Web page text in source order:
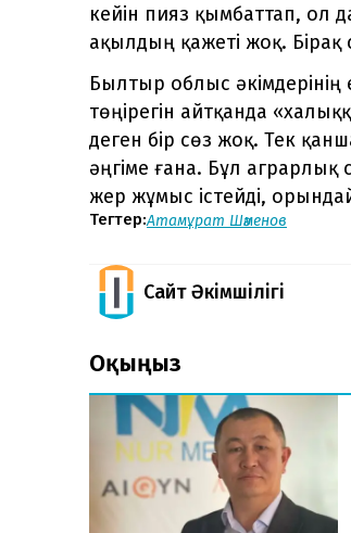
кейін пияз қымбаттап, ол
ақылдың қажеті жоқ. Бірақ
Былтыр облыс
төңірегін айтқанда
деген бір сөз жоқ. Тек
әңгіме ғана. Бұл аграрлық
жер жұмыс істейді,
Тегтер:Атамұрат Шәменов
Сайт Әкімшілігі
Оқыңыз